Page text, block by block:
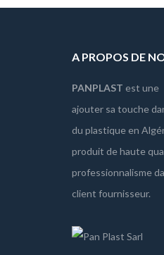
A PROPOS DE
PANPLAST est une
ajouter sa touche
du plastique en
produit de haute
professionnalisme
client fournisseur.